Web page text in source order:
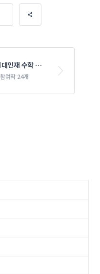
인재 수학 교
3
참여작 24개